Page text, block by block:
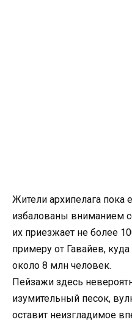
Жители архипелага
избалованы вниманием
их приезжает не более
примеру от Гавайев,
около 8 млн человек.
Пейзажи здесь
изумительный песок,
оставит неизгладимое